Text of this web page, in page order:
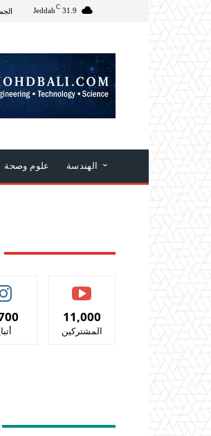
31.9
C
Jeddah
الهندسة علوم وصحة
11,000
المشتركين